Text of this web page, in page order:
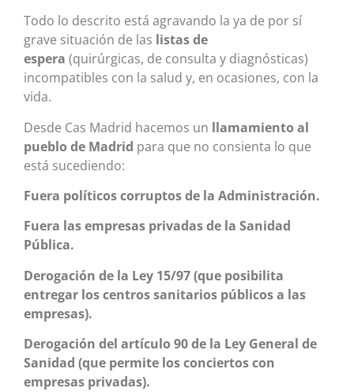
Todo lo descrito está agravando la ya de por sí
grave situación de las listas de
espera (quirúrgicas, de consulta y diagnósticas)
incompatibles con la salud y, en ocasiones, con la
vida.
Desde Cas Madrid hacemos un llamamiento al
pueblo de Madrid para que no consienta lo que
está sucediendo:
Fuera políticos corruptos de la Administración.
Fuera las empresas privadas de la Sanidad
Pública.
Derogación de la Ley 15/97 (que posibilita
entregar los centros sanitarios públicos a las
empresas).
Derogación del artículo 90 de la Ley General de
Sanidad (que permite los conciertos con
empresas privadas).